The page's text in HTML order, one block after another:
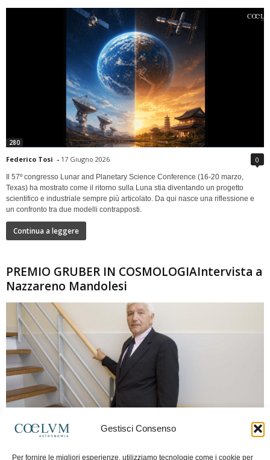
Gestisci Consenso
Per fornire le migliori esperienze, utilizziamo tecnologie come i cookie per
280
Federico Tosi - 17 Giugno 2026 0
Il 57º congresso Lunar and Planetary Science Conference (16-20 marzo,
Texas) ha mostrato come il ritorno sulla Luna stia diventando un progetto
scientifico e industriale sempre più articolato. Da qui nasce una riflessione e
un confronto tra due modelli contrapposti.
Continua a leggere
PREMIO GRUBER IN COSMOLOGIAIntervista a
Nazzareno Mandolesi
Frida Paolella - 16 Giugno 2026